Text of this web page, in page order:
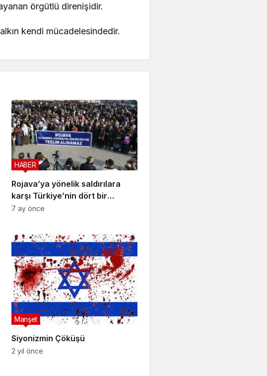
örgütlü direnişidir.
kendi mücadelesindedir.
Rojava’ya yönelik saldırılara
karşı Türkiye’nin dört bir
yanında eylemler
HABER
7 ay önce
Siyonizmin Çöküşü
Manşet
2 yıl önce